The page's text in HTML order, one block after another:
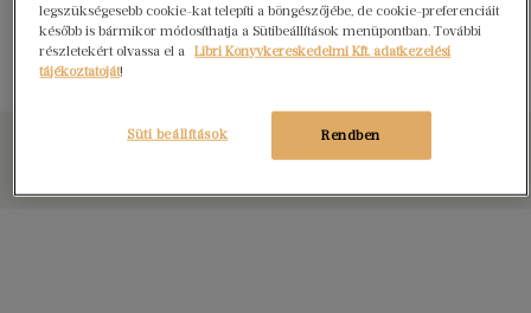
Klara és a Nap
legszükségesebb cookie-kat telepíti a böngészőjébe, de cookie-preferenciáit
később is bármikor módosíthatja a Sütibeállítások menüpontban. További
részletekért olvassa el a
Libri Könyvkereskedelmi Kft. adatkezelési
tájékoztatóját!
Rendben
Süti beállítások